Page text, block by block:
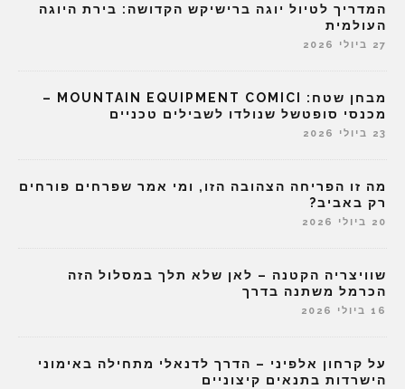
המדריך לטיול יוגה ברישיקש הקדושה: בירת היוגה
העולמית
27 ביולי 2026
מבחן שטח: MOUNTAIN EQUIPMENT COMICI –
מכנסי סופטשל שנולדו לשבילים טכניים
23 ביולי 2026
מה זו הפריחה הצהובה הזו, ומי אמר שפרחים פורחים
רק באביב?
20 ביולי 2026
שוויצריה הקטנה – לאן שלא תלך במסלול הזה
הכרמל משתנה בדרך
16 ביולי 2026
על קרחון אלפיני – הדרך לדנאלי מתחילה באימוני
הישרדות בתנאים קיצוניים